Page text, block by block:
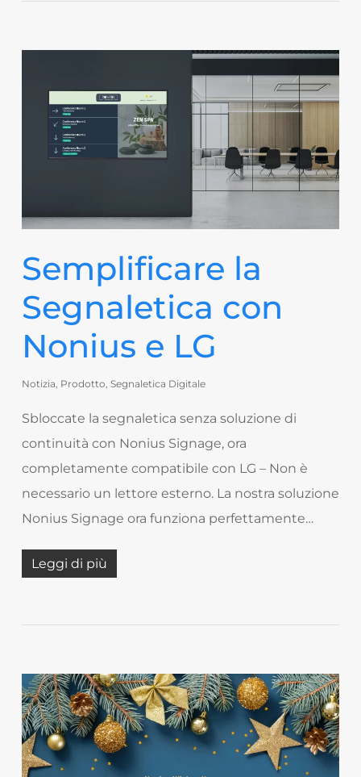
Semplificare la
Segnaletica con
Nonius e LG
Notizia Prodotto Segnaletica Digitale
Sbloccate la segnaletica senza soluzione di
continuità con Nonius Signage, ora
completamente compatibile con LG – Non è
necessario un lettore esterno. La nostra soluzione
Nonius Signage ora funziona perfettamente…
Leggi di più